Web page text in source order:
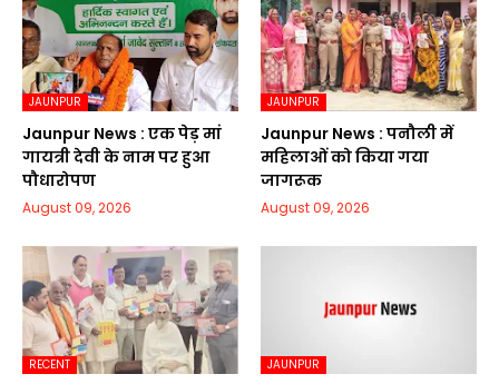
JAUNPUR
Jaunpur News : एक पेड़ मां
गायत्री देवी के नाम पर हुआ
पौधारोपण
August 09, 2026
JAUNPUR
Jaunpur News : पनौली में
महिलाओं को किया गया
जागरूक
August 09, 2026
RECENT JAUNPUR